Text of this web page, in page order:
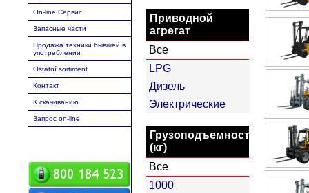
On-line Сервис
Запасные части
Продажа техники бывшей в
употреблении
Ostatní sortiment
Контакт
К скачиванию
Запрос оn-line
Приводной
агрегат
Все
LPG
Дизель
Электрические
Грузоподъемность
(кг)
Все
1000